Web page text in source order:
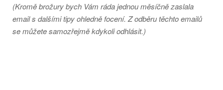
(Kromě brožury bych Vám ráda jednou měsíčně zaslala
email s dalšími tipy ohledně focení. Z odběru těchto emailů
se můžete samozřejmě kdykoli odhlásit.)